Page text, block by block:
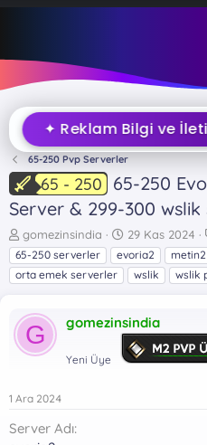
✦ Reklam Bilgi ve
65-250 Pvp Serverler
65 - 250
65-250
Server & 299-300
K
o
n
b
y
u
b
l
t
gomezinsindia
B
a
ş
l
n
g
ı
ç
29 Kas 2024
65-250 serverler
evoria2
orta emek serverler
wslik wslik
G gomezinsindia
Yeni Üye
1 Ara 2024
Server Adı